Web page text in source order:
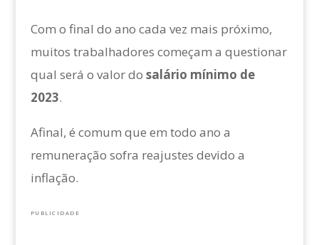
Com o final do ano cada vez mais próximo,
muitos trabalhadores começam a questionar
qual será o valor do salário mínimo de
2023.
Afinal, é comum que em todo ano a
remuneração sofra reajustes devido a
inflação.
PUBLICIDADE